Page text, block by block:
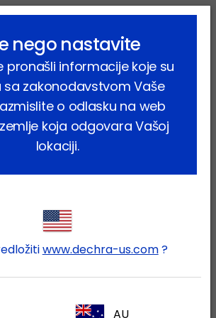
lock_outline search menu
Proizvodi
Cefabactin
se na Vaš Dechra
nego nastavite
pronašli informacije koje su
sa zakonodavstvom Vaše
o odlasku na web
koja odgovara Vašoj
lokaciji.
www.dechra-us.com?
AU